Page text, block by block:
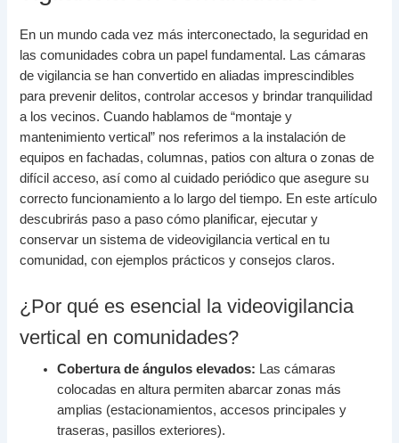
En un mundo cada vez más interconectado, la seguridad en
las comunidades cobra un papel fundamental. Las cámaras
de vigilancia se han convertido en aliadas imprescindibles
para prevenir delitos, controlar accesos y brindar tranquilidad
a los vecinos. Cuando hablamos de “montaje y
mantenimiento vertical” nos referimos a la instalación de
equipos en fachadas, columnas, patios con altura o zonas de
difícil acceso, así como al cuidado periódico que asegure su
correcto funcionamiento a lo largo del tiempo. En este artículo
descubrirás paso a paso cómo planificar, ejecutar y
conservar un sistema de videovigilancia vertical en tu
comunidad, con ejemplos prácticos y consejos claros.
¿Por qué es esencial la videovigilancia
vertical en comunidades?
Cobertura de ángulos elevados: Las cámaras
colocadas en altura permiten abarcar zonas más
amplias (estacionamientos, accesos principales y
traseras, pasillos exteriores).